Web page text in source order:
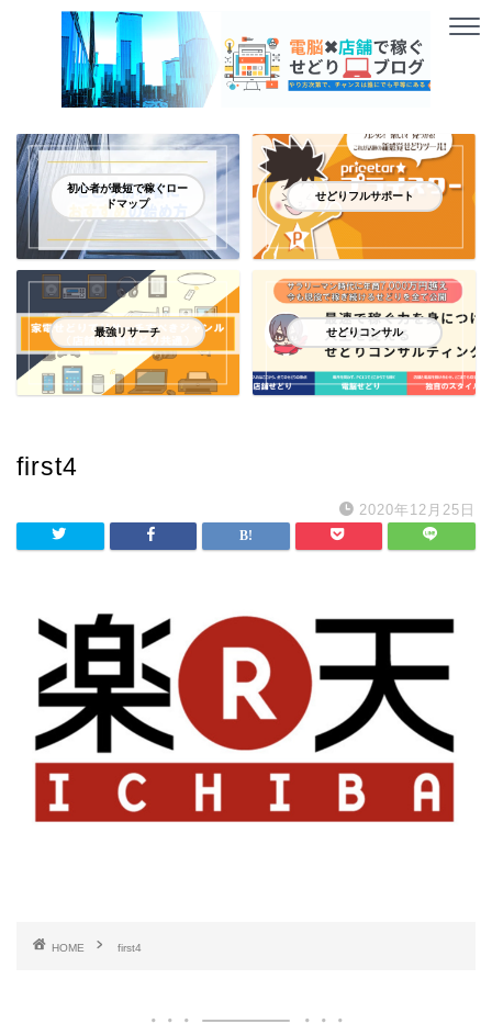
初心者が最短で稼ぐロー
ドマップ
せどりフルサポート
最強リサーチ せどりコンサル
first4
2020年12月25日
HOME first4